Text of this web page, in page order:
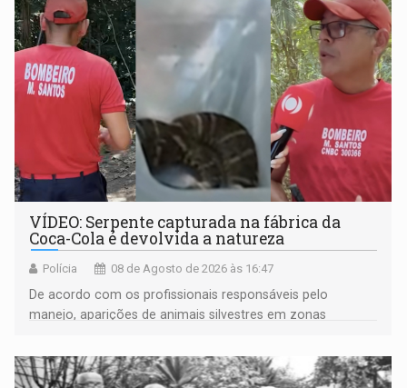
VÍDEO: Serpente capturada na fábrica da
Coca-Cola é devolvida a natureza
Polícia 08 de Agosto de 2026 às 16:47
De acordo com os profissionais responsáveis pelo
manejo, aparições de animais silvestres em zonas